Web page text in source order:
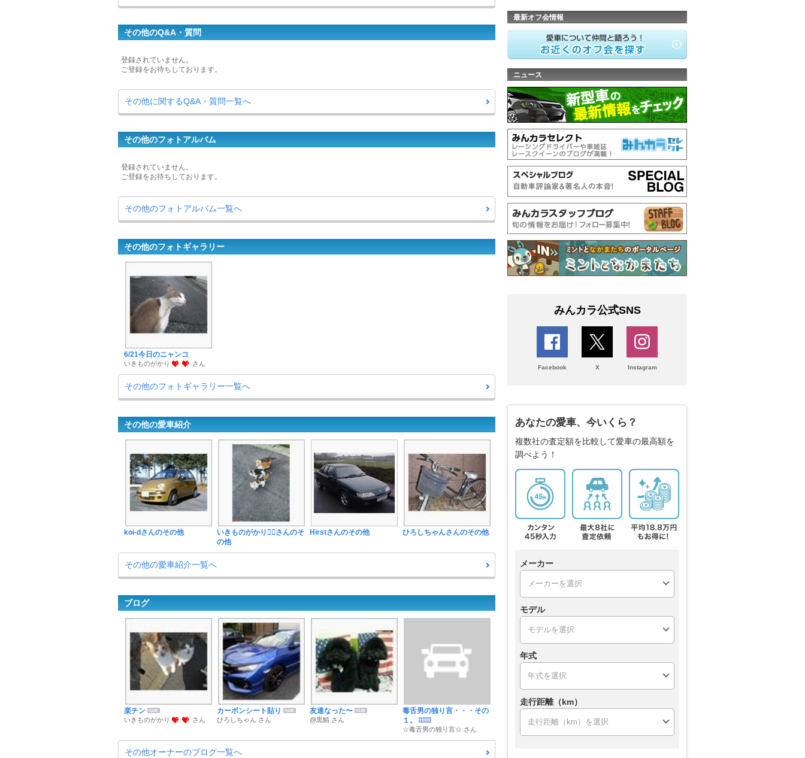
その他のQ&A・質問
登録されていません。
ご登録をお待ちしております。
その他に関するQ&A・質問一覧へ
その他のフォトアルバム
登録されていません。
ご登録をお待ちしております。
その他のフォトアルバム一覧へ
その他のフォトギャラリー
6/21今日のニャンコ
いきものがかり さん
その他のフォトギャラリー一覧へ
その他の愛車紹介
koi-dさんのその他
いきものがかりさんのそ
の他
Hirstさんのその他 ひろしちゃんさんのその他
その他の愛車紹介一覧へ
ブログ
楽チン
いきものがかり さん
カーボンシート貼り
ひろしちゃん さん
友達なった〜
@黒鯖 さん
毒舌男の独り言・・・その
１。
☆毒舌男の独り言☆ さん
その他オーナーのブログ一覧へ
最新オフ会情報
ニュース
みんカラ公式SNS
Facebook X Instagram
あなたの愛車、今いくら？
複数社の査定額を比較して愛車の最高額を
調べよう！
メーカー
モデル
年式
走行距離（km）